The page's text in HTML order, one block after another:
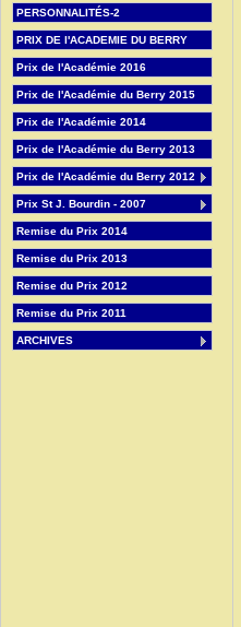
PERSONNALITÉS-2
PRIX DE l'ACADEMIE DU BERRY
Prix de l'Académie 2016
Prix de l'Académie du Berry 2015
Prix de l'Académie 2014
Prix de l'Académie du Berry 2013
Prix de l'Académie du Berry 2012
Prix St J. Bourdin - 2007
Remise du Prix 2014
Remise du Prix 2013
Remise du Prix 2012
Remise du Prix 2011
ARCHIVES